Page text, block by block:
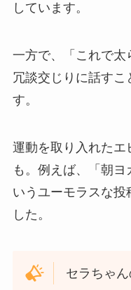
しています。
一方で、「これで太
冗談交じりに話すこ
す。
運動を取り入れたエ
も。例えば、「朝
いうユーモラスな投
した。
セラちゃ